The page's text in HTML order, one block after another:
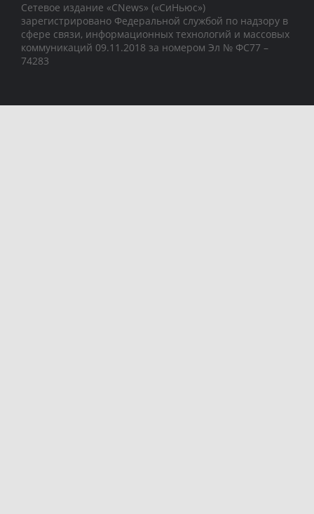
Сетевое издание «CNews» («СиНьюс»)
зарегистрировано Федеральной службой по надзору в
сфере связи, информационных технологий и массовых
коммуникаций 09.11.2018 за номером Эл № ФС77 –
74283